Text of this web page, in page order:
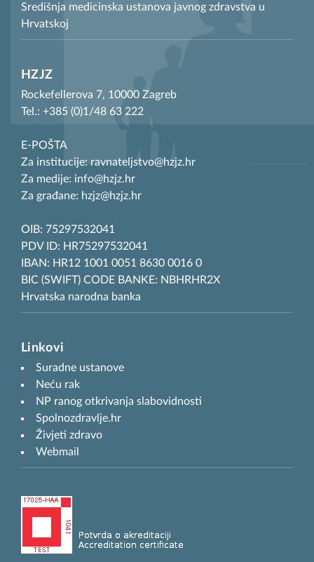
Središnja medicinska ustanova javnog zdravstva u
Hrvatskoj
HZJZ
Rockefellerova 7, 10000 Zagreb
Tel.: +385 (0)1/48 63 222
E-POŠTA
Za institucije: ravnateljstvo@hzjz.hr
Za medije: info@hzjz.hr
Za građane: hzjz@hzjz.hr
OIB: 75297532041
PDV ID: HR75297532041
IBAN: HR12 1001 0051 8630 0016 0
BIC (SWIFT) CODE BANKE: NBHRHR2X
Hrvatska narodna banka
Linkovi
Suradne ustanove
Neću rak
NP ranog otkrivanja slabovidnosti
Spolnozdravlje.hr
Živjeti zdravo
Webmail